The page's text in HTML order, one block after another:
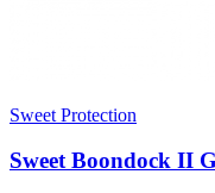
Sweet Protection
Sweet Boondock II